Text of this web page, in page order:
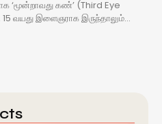
‘மூன்றாவது கண்’ (Third Eye
வயது இளைஞராக இருந்தாலும்...